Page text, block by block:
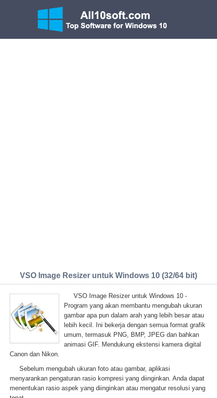
VSO Image Resizer untuk Windows 10 (32/64 bit)
VSO Image Resizer untuk Windows 10 -
Program yang akan membantu mengubah ukuran
gambar apa pun dalam arah yang lebih besar atau
lebih kecil. Ini bekerja dengan semua format grafik
umum, termasuk PNG, BMP, JPEG dan bahkan
animasi GIF. Mendukung ekstensi kamera digital
Canon dan Nikon.
Sebelum mengubah ukuran foto atau gambar, aplikasi
menyarankan pengaturan rasio kompresi yang diinginkan. Anda dapat
menentukan rasio aspek yang diinginkan atau mengatur resolusi yang